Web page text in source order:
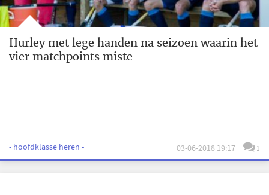
Hurley met lege handen na seizoen waarin het
vier matchpoints miste
- hoofdklasse heren - 03-06-2018 19:17 1